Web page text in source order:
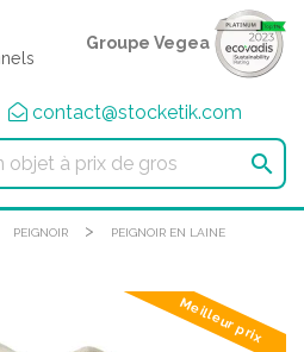
Groupe Vegea
contact@stocketik.com

PEIGNOIR >
PEIGNOIR EN LAINE
Meilleur prix